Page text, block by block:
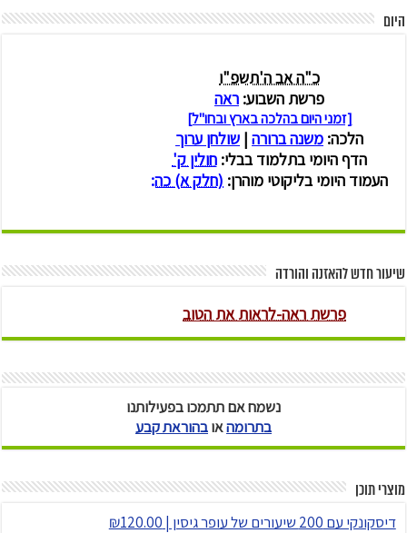
היום
שיעור חדש להאזנה והורדה
נשמח אם תתמכו בפעילותנו
בתרומהאובהוראת קבע
מוצרי תוכן
דיסקונקי עם 200 שיעורים של עופר גיסין | ₪120.00